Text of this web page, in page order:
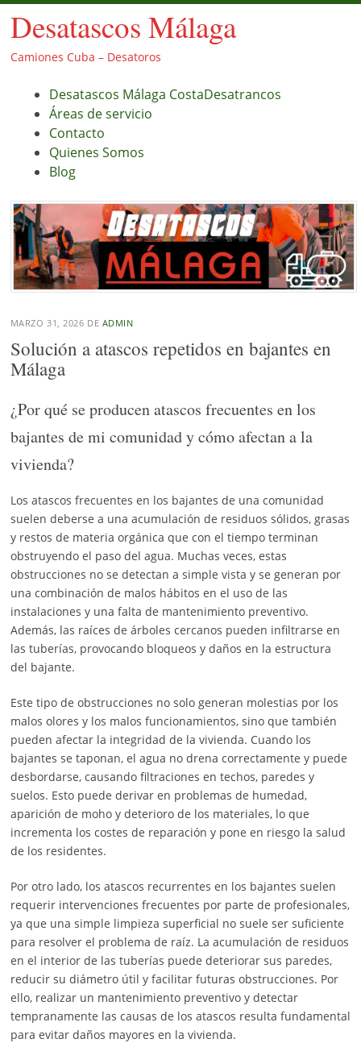
Desatascos Málaga
Camiones Cuba – Desatoros
Menú
Saltar
contenido.
Desatascos Málaga CostaDesatrancos
Áreas de servicio
Contacto
Quienes Somos
Blog
MARZO 31, 2026 DE ADMIN
Solución a atascos repetidos en bajantes en
Málaga
¿Por qué se producen atascos frecuentes en los
bajantes de mi comunidad y cómo afectan a la
vivienda?
Los atascos frecuentes en los bajantes de una comunidad
suelen deberse a una acumulación de residuos sólidos, grasas
y restos de materia orgánica que con el tiempo terminan
obstruyendo el paso del agua. Muchas veces, estas
obstrucciones no se detectan a simple vista y se generan por
una combinación de malos hábitos en el uso de las
instalaciones y una falta de mantenimiento preventivo.
Además, las raíces de árboles cercanos pueden infiltrarse en
las tuberías, provocando bloqueos y daños en la estructura
del bajante.
Este tipo de obstrucciones no solo generan molestias por los
malos olores y los malos funcionamientos, sino que también
pueden afectar la integridad de la vivienda. Cuando los
bajantes se taponan, el agua no drena correctamente y puede
desbordarse, causando filtraciones en techos, paredes y
suelos. Esto puede derivar en problemas de humedad,
aparición de moho y deterioro de los materiales, lo que
incrementa los costes de reparación y pone en riesgo la salud
de los residentes.
Por otro lado, los atascos recurrentes en los bajantes suelen
requerir intervenciones frecuentes por parte de profesionales,
ya que una simple limpieza superficial no suele ser suficiente
para resolver el problema de raíz. La acumulación de residuos
en el interior de las tuberías puede deteriorar sus paredes,
reducir su diámetro útil y facilitar futuras obstrucciones. Por
ello, realizar un mantenimiento preventivo y detectar
tempranamente las causas de los atascos resulta fundamental
para evitar daños mayores en la vivienda.